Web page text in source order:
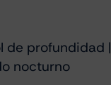
de profundidad |
nocturno